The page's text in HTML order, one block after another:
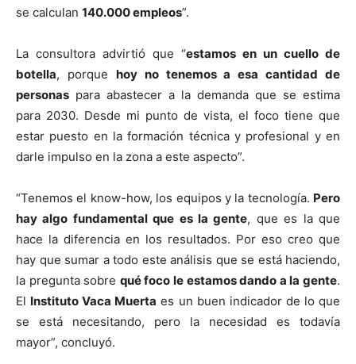
se calculan 140.000 empleos”.
La consultora advirtió que “estamos en un cuello de
botella, porque hoy no tenemos a esa cantidad de
personas para abastecer a la demanda que se estima
para 2030. Desde mi punto de vista, el foco tiene que
estar puesto en la formación técnica y profesional y en
darle impulso en la zona a este aspecto”.
“Tenemos el know-how, los equipos y la tecnología. Pero
hay algo fundamental que es la gente, que es la que
hace la diferencia en los resultados. Por eso creo que
hay que sumar a todo este análisis que se está haciendo,
la pregunta sobre qué foco le estamos dando a la gente.
El Instituto Vaca Muerta es un buen indicador de lo que
se está necesitando, pero la necesidad es todavía
mayor”, concluyó.